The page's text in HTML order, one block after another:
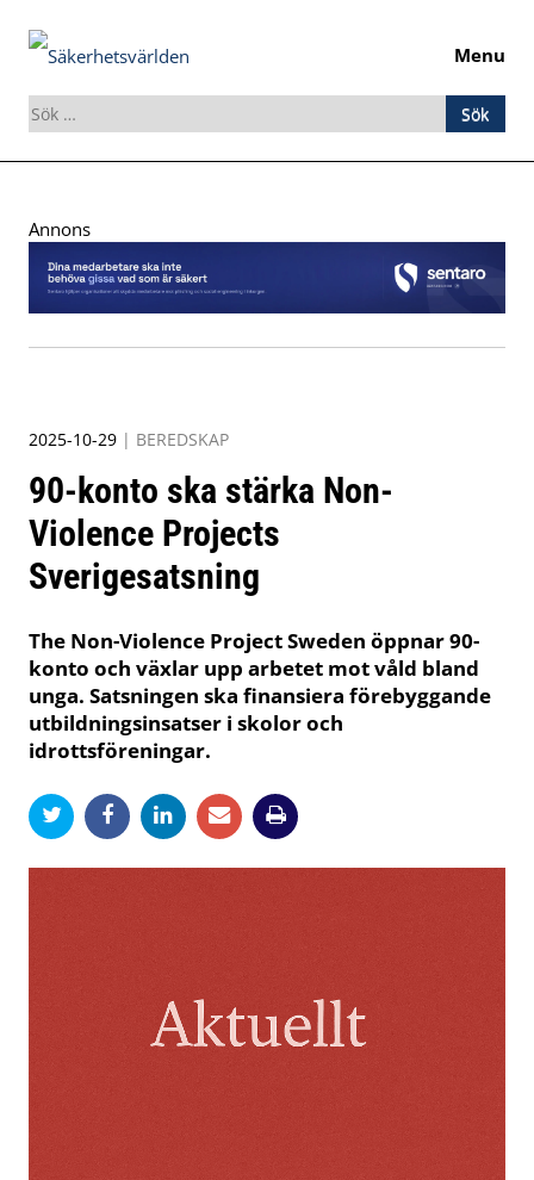
Menu
Sök
efter:
to
Annons
2025-10-29 | BEREDSKAP
90-konto ska stärka Non-
Violence Projects
Sverigesatsning
The Non-Violence Project Sweden öppnar 90-
konto och växlar upp arbetet mot våld bland
unga. Satsningen ska finansiera förebyggande
utbildningsinsatser i skolor och
idrottsföreningar.